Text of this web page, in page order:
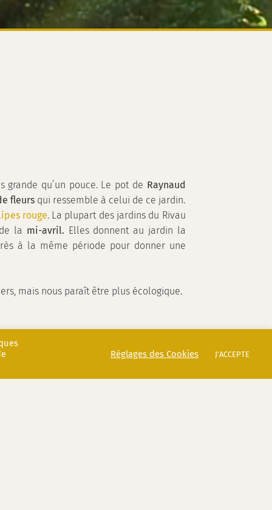
qu’un pouce. Le pot de Raynaud
fleurs qui ressemble à celui de ce jardin.
rouge. La plupart des jardins du Rivau
la mi-avril. Elles donnent au jardin la
à la même période pour donner une
mais nous paraît être plus écologique.
des pesticides.
Réglages des Cookies J'ACCEPTE